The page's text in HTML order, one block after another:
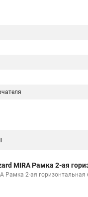
MIRA Рамка 2-ая
Рамка 2-ая